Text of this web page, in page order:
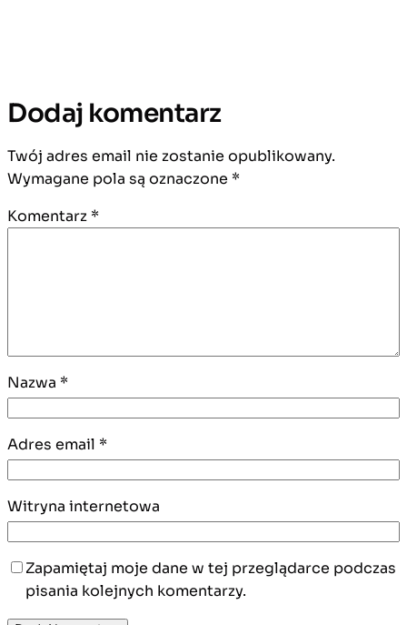
Dodaj komentarz
Twój adres email nie zostanie opublikowany.
Wymagane pola są oznaczone *
Komentarz *
Nazwa *
Adres email *
Witryna internetowa
Zapamiętaj moje dane w tej przeglądarce podczas
pisania kolejnych komentarzy.